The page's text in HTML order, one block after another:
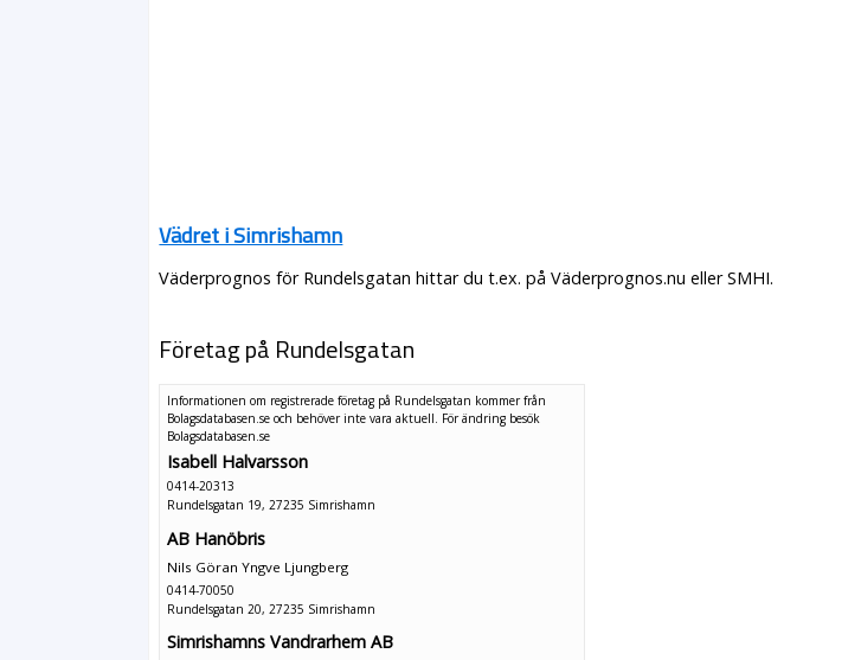
Vädret i Simrishamn
Väderprognos för Rundelsgatan hittar du t.ex. på Väderprognos.nu eller SMHI.
Företag på Rundelsgatan
Informationen om registrerade företag på Rundelsgatan kommer från
Bolagsdatabasen.se och behöver inte vara aktuell. För ändring besök
Bolagsdatabasen.se
Isabell Halvarsson
0414-20313
Rundelsgatan 19, 27235 Simrishamn
AB Hanöbris
Nils Göran Yngve Ljungberg
0414-70050
Rundelsgatan 20, 27235 Simrishamn
Simrishamns Vandrarhem AB